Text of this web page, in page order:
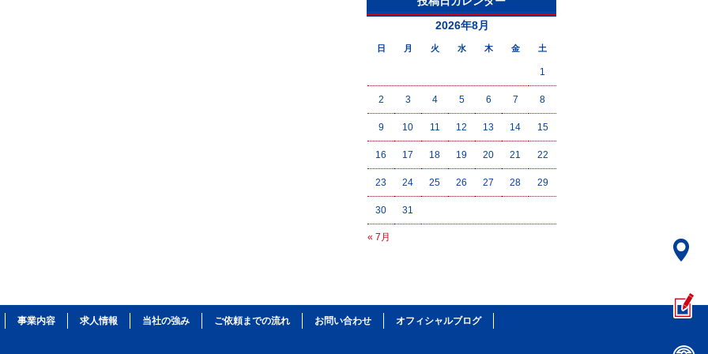
2026年8月
日 月 火 水 木 金 土
« 7月
1
2 3 4 5 6 7 8
9 10 11 12 13 14 15
16 17 18 19 20 21 22
23 24 25 26 27 28 29
30 31
事業内容 求人情報 当社の強み ご依頼までの流れ お問い合わせ オフィシャルブログ